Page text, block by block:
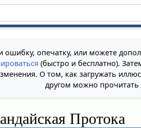
ошибку, опечатку, или можете
(быстро и бесплатно).
О том, как загружать
другом можно прочитать
Протока